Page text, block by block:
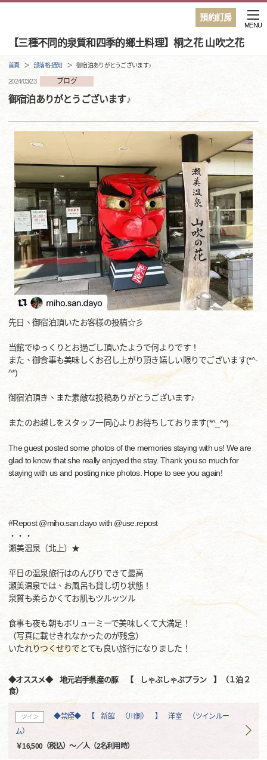
預約訂房
【三種不同的泉質和四季的鄉土料理】桐之花 山吹之花
MENU
首頁 部落格·通知 御宿泊ありがとうございます♪
2024/03/23 ブログ
御宿泊ありがとうございます♪
先日、御宿泊頂いたお客様の投稿☆彡
当館でゆっくりとお過ごし頂いたようで何よりです！
また、御食事も美味しくお召し上がり頂き嬉しい限りでございます(*^-
^*)
御宿泊頂き、また素敵な投稿ありがとうございます♪
またのお越しをスタッフ一同心よりお待ちしております(*^_^*)
The guest posted some photos of the memories staying with us! We are
glad to know that she really enjoyed the stay. Thank you so much for
staying with us and posting nice photos. Hope to see you again!
#Repost @miho.san.dayo with @use.repost
・・・
瀬美温泉（北上）★
平日の温泉旅行はのんびりできて最高
瀬美温泉では、お風呂も貸し切り状態！
泉質も柔らかくてお肌もツルッツル
食事も夜も朝もボリューミーで美味しくて大満足！
（写真に載せきれなかったのが残念）
いたれりつくせりでとても良い旅行になりました！
◆オススメ◆ 地元岩手県産の豚 【 しゃぶしゃぶプラン 】（１泊２
食）
ツイン
◆禁煙◆ 【 新館 （川側） 】 洋室 （ツインルー
ム）
￥16,500（税込）～／人（2名利用時）